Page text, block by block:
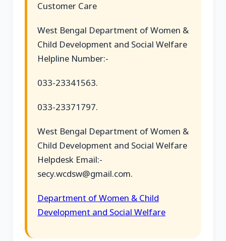
Customer Care
West Bengal Department of Women &
Child Development and Social Welfare
Helpline Number:-
033-23341563.
033-23371797.
West Bengal Department of Women &
Child Development and Social Welfare
Helpdesk Email:-
secy.wcdsw@gmail.com.
Department of Women & Child
Development and Social Welfare